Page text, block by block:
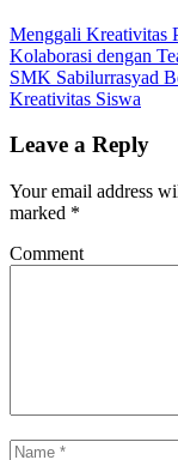
Menggali Kreativitas
Kolaborasi dengan
SMK Sabilurrasyad
Kreativitas Siswa
Leave a Reply
Your email address
marked *
Comment